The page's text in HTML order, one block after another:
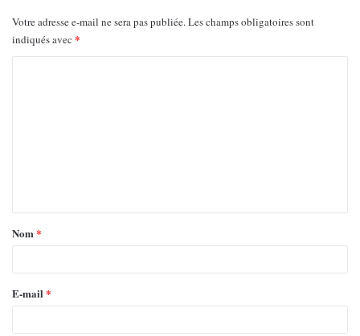
Votre adresse e-mail ne sera pas publiée.Les champs obligatoires sont
indiqués avec *
Nom*
E-mail *